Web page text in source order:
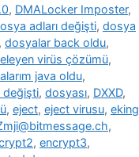
, DMALocker Imposter,
adları değişti, dosya
, dosyalar back oldu,
virüs çözümü,
java oldu,
değişti, dosyası, DXXD,
, eject, eject virusu, eking
,
, encrypt3,